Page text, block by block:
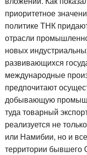
приоритетное
политике ТНК
отрасли
новых
развивающихся
международные
предпочитают
добывающую
туда товарный
реализуется не
или Намибии, но и
территории бывшего